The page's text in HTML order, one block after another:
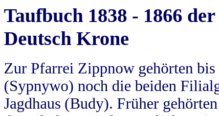
Taufbuch 1838 - 1866
Deutsch Krone
Zur Pfarrei Zippnow gehörten
(Sypnywo) noch die beiden
Jagdhaus (Budy). Früher